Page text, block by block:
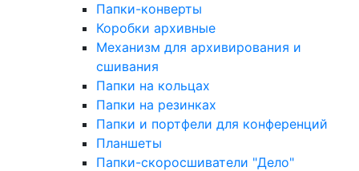
Папки-конверты
Коробки архивные
Механизм для архивирования и
сшивания
Папки на кольцах
Папки на резинках
Папки и портфели для конференций
Планшеты
Папки-скоросшиватели "Дело"